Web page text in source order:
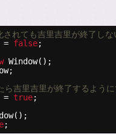
れても吉里吉里が終了しな
= false;
Window();
吉里吉里が終了するよう
= true;
;